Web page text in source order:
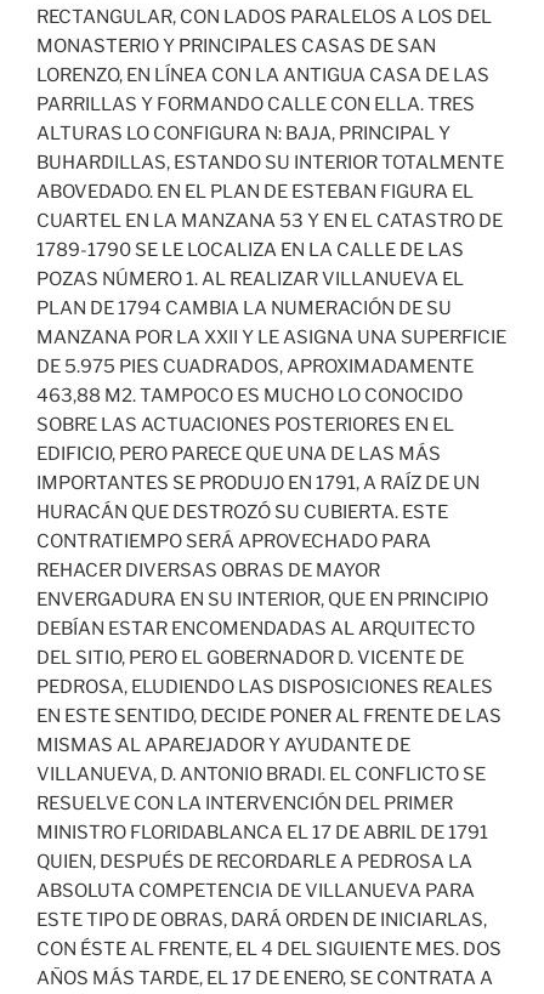
RECTANGULAR, CON LADOS PARALELOS A LOS DEL
MONASTERIO Y PRINCIPALES CASAS DE SAN
LORENZO, EN LÍNEA CON LA ANTIGUA CASA DE LAS
PARRILLAS Y FORMANDO CALLE CON ELLA. TRES
ALTURAS LO CONFIGURA N: BAJA, PRINCIPAL Y
BUHARDILLAS, ESTANDO SU INTERIOR TOTALMENTE
ABOVEDADO. EN EL PLAN DE ESTEBAN FIGURA EL
CUARTEL EN LA MANZANA 53 Y EN EL CATASTRO DE
1789-1790 SE LE LOCALIZA EN LA CALLE DE LAS
POZAS NÚMERO 1. AL REALIZAR VILLANUEVA EL
PLAN DE 1794 CAMBIA LA NUMERACIÓN DE SU
MANZANA POR LA XXII Y LE ASIGNA UNA SUPERFICIE
DE 5.975 PIES CUADRADOS, APROXIMADAMENTE
463,88 M2. TAMPOCO ES MUCHO LO CONOCIDO
SOBRE LAS ACTUACIONES POSTERIORES EN EL
EDIFICIO, PERO PARECE QUE UNA DE LAS MÁS
IMPORTANTES SE PRODUJO EN 1791, A RAÍZ DE UN
HURACÁN QUE DESTROZÓ SU CUBIERTA. ESTE
CONTRATIEMPO SERÁ APROVECHADO PARA
REHACER DIVERSAS OBRAS DE MAYOR
ENVERGADURA EN SU INTERIOR, QUE EN PRINCIPIO
DEBÍAN ESTAR ENCOMENDADAS AL ARQUITECTO
DEL SITIO, PERO EL GOBERNADOR D. VICENTE DE
PEDROSA, ELUDIENDO LAS DISPOSICIONES REALES
EN ESTE SENTIDO, DECIDE PONER AL FRENTE DE LAS
MISMAS AL APAREJADOR Y AYUDANTE DE
VILLANUEVA, D. ANTONIO BRADI. EL CONFLICTO SE
RESUELVE CON LA INTERVENCIÓN DEL PRIMER
MINISTRO FLORIDABLANCA EL 17 DE ABRIL DE 1791
QUIEN, DESPUÉS DE RECORDARLE A PEDROSA LA
ABSOLUTA COMPETENCIA DE VILLANUEVA PARA
ESTE TIPO DE OBRAS, DARÁ ORDEN DE INICIARLAS,
CON ÉSTE AL FRENTE, EL 4 DEL SIGUIENTE MES. DOS
AÑOS MÁS TARDE, EL 17 DE ENERO, SE CONTRATA A